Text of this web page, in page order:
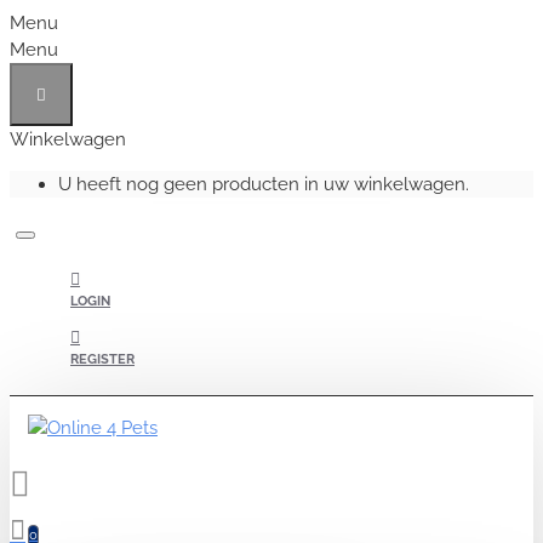
Menu
Menu
Winkelwagen
U heeft nog geen producten in uw winkelwagen.
LOGIN
REGISTER
0